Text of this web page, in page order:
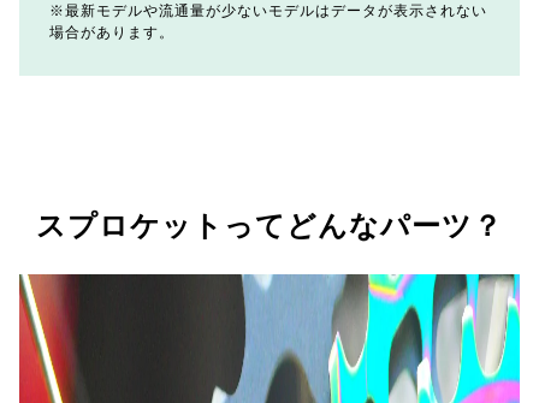
最新モデルや流通量が少ないモデルはデータが表示されない
場合があります。
スプロケットってどんなパーツ？